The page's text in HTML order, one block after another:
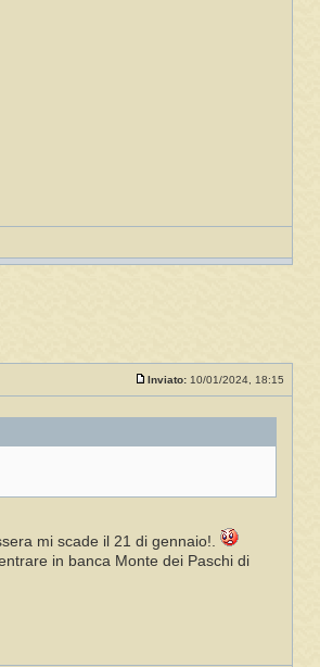
Inviato: 10/01/2024, 18:15
mi scade il 21 di gennaio!.
in banca Monte dei Paschi di